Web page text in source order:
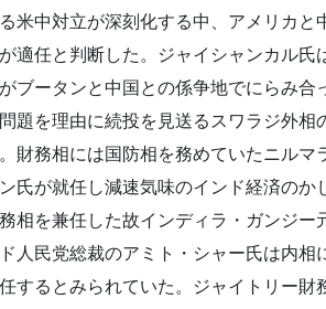
米中対立が深刻化する中、アメリカと
適任と判断した。ジャイシャンカル氏
ブータンと中国との係争地でにらみ合
題を理由に続投を見送るスワラジ外相
財務相には国防相を務めていたニルマ
氏が就任し減速気味のインド経済のか
相を兼任した故インディラ・ガンジー
人民党総裁のアミト・シャー氏は内
するとみられていた。ジャイトリー財